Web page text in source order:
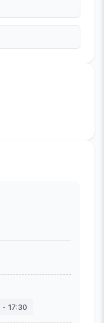
- 17:30